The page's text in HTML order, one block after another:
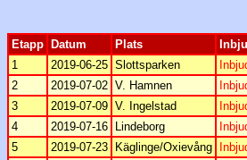
Etapp Datum Plats
1
2019-06-25 Slottsparken
2
2019-07-02 V. Hamnen
3
2019-07-09 V. Ingelstad
4
2019-07-16 Lindeborg
5
2019-07-23 Käglinge/Oxievång